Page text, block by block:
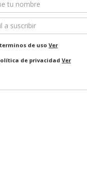
de uso Ver
de privacidad Ver